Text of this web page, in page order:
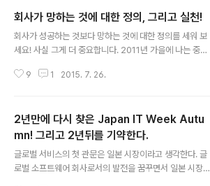
회사가 망하는 것에 대한 정의, 그리고 실천!
회사가 성공하는 것보다 망하는 것에 대한 정의를 세워 보
세요! 사실 그게 더 중요합니다. 2011년 가을에 나는 중국
한 중국 진시황제의 왕릉이 있는 곳이다. 그 곳으로 가면서
창업을 하면서 뚜렸한 비즈니스 모델을 가지고 시작한 것
은 아니었다. 소프트웨어 개발자로서 기술에 대한 자부심
과 열정, 그리고 희망을 가지고 시작한 것이 (주)소프트웨
어인라이프의 첫발이었다. 나름 클라우드 컴퓨팅 관련된
9 1 2015. 7. 26.
2년만에 다시 찾은 Japan IT Week Autu
mn! 그리고 2년뒤를 기약한다.
글로벌 서비스의 첫 관문은 일본 시장이라고 생각한다. 글
로벌 소프트웨어 회사로서의 발전을 꿈꾸면서 일본 시장에